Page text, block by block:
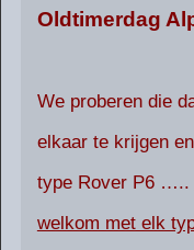
Oldtimerdag
We proberen die
elkaar te krijgen
type Rover P6 …..
welkom met elk